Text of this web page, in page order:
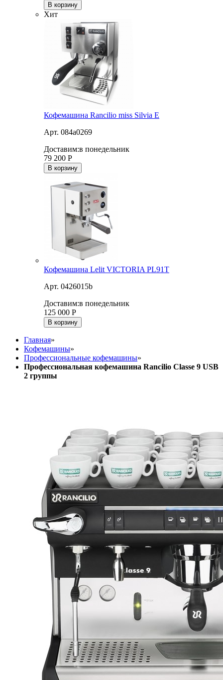
В корзину
Хит
Кофемашина Rancilio miss Silvia E
Арт. 084a0269
Доставим:в понедельник
79 200 Р
В корзину
Кофемашина Lelit VICTORIA PL91T
Арт. 0426015b
Доставим:в понедельник
125 000 Р
В корзину
Главная»
Кофемашины»
Профессиональные кофемашины»
Профессиональная кофемашина Rancilio Classe 9 USB
2 группы